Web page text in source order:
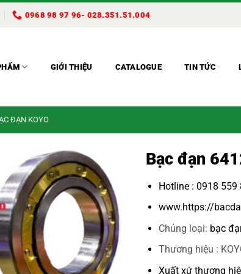
0968 98 97 96- 028.351.51.004
GIỚI THIỆU CATALOGUE TIN TỨC
ĐẠN KOYO
Bạc đạn
Hotline : 0918
www.https://
Chủng loại: bạc
Thương hiệu :
Xuất xứ thương